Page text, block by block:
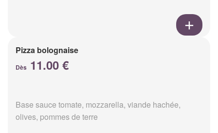
Pizza bolognaise
Dès 11.00 €
Base sauce tomate, mozzarella, viande hachée,
olives, pommes de terre